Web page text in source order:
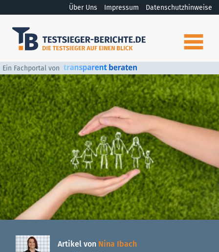
Über Uns Impressum Datenschutzhinweise
Ein Fachportal von
Artikel von Nina Ibach